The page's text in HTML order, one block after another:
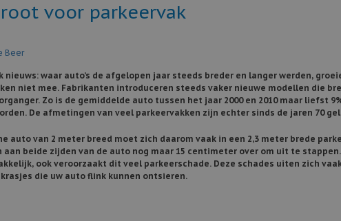
voor parkeervak
Beer
nieuws: waar auto’s de afgelopen jaar steeds breder en langer werden,
niet mee. Fabrikanten introduceren steeds vaker nieuwe modellen die
Zo is de gemiddelde auto tussen het jaar 2000 en 2010 maar liefst
De afmetingen van veel parkeervakken zijn echter sinds de jaren 70
auto van 2 meter breed moet zich daarom vaak in een 2,3 meter brede
aan beide zijden van de auto nog maar 15 centimeter over om uit te
ook veroorzaakt dit veel parkeerschade. Deze schades uiten zich
die uw auto flink kunnen ontsieren.